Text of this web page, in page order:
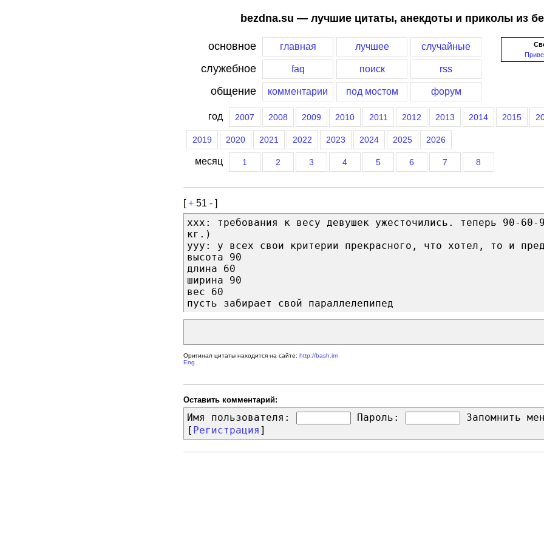
bezdna.su — лучшие цитаты, анекдоты и приколы из
основное главная лучшее случайные
служебное faq поиск rss
общение комментарии под мостом форум
год 2007 2008 2009 2010 2011 2012 2013 2014 2015
2019 2020 2021 2022 2023 2024 2025 2026
месяц 1 2 3 4 5 6 7 8
[+ 51 - ]
xxx: требования к весу девушек ужесточились. теперь 90-
кг.)
yyy: у всех свои критерии прекрасного, что хотел, то и
высота 90
длина 60
ширина 90
вес 60
пусть забирает свой параллелепипед
Оригинал цитаты находится на сайте: http://bash.im
Eng
Оставить комментарий:
Имя пользователя: Пароль:
Запомнить
[ Регистрация ]